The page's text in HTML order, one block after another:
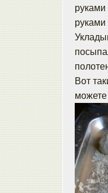
руками
руками
Вот